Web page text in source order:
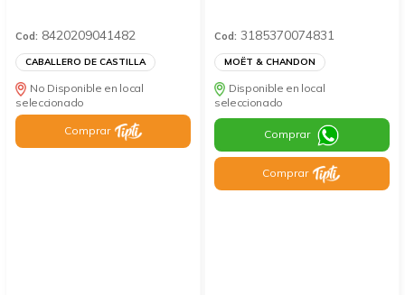
Cod: 8420209041482
CABALLERO DE CASTILLA
No Disponible en local
seleccionado
Comprar
Cod: 3185370074831
MOËT & CHANDON
Disponible en local
seleccionado
Comprar
Comprar